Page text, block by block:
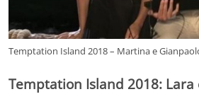
Temptation Island 2018 – Martina e
Temptation Island 2018: Lara